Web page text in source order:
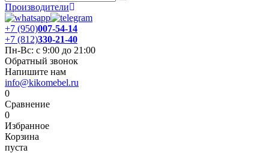
Производители
+7 (950)007-54-14
+7 (812)330-21-40
Пн-Вс: с 9:00 до 21:00
Обратный звонок
Напишите нам
info@kikomebel.ru
0
Сравнение
0
Избранное
Корзина
пуста